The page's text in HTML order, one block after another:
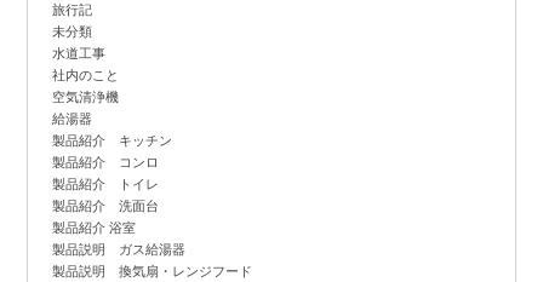
旅行記
未分類
水道工事
社内のこと
空気清浄機
給湯器
製品紹介 キッチン
製品紹介 コンロ
製品紹介 トイレ
製品紹介 洗面台
製品紹介 浴室
製品説明 ガス給湯器
製品説明 換気扇・レンジフード